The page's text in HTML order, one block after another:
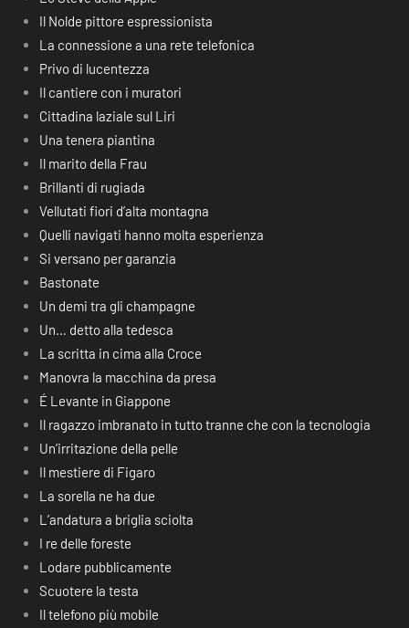
Il Nolde pittore espressionista
La connessione a una rete telefonica
Privo di lucentezza
Il cantiere con i muratori
Cittadina laziale sul Liri
Una tenera piantina
Il marito della Frau
Brillanti di rugiada
Vellutati fiori d’alta montagna
Quelli navigati hanno molta esperienza
Si versano per garanzia
Bastonate
Un demi tra gli champagne
Un… detto alla tedesca
La scritta in cima alla Croce
Manovra la macchina da presa
É Levante in Giappone
Il ragazzo imbranato in tutto tranne che con la tecnologia
Un’irritazione della pelle
Il mestiere di Figaro
La sorella ne ha due
L’andatura a briglia sciolta
I re delle foreste
Lodare pubblicamente
Scuotere la testa
Il telefono più mobile